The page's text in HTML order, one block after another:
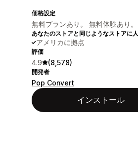
価格設定
無料プランあり。 無料体験あり。
あなたのストアと同じようなストアに
アメリカに拠点
評価
4.9 (8,578)
開発者
Pop Convert
インストール